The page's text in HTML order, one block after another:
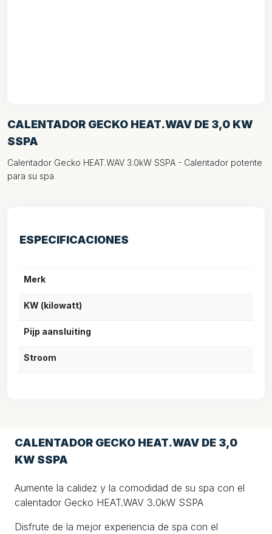
CALENTADOR GECKO HEAT.WAV DE 3,0 KW
SSPA
Calentador Gecko HEAT.WAV 3.0kW SSPA - Calentador potente
para su spa
ESPECIFICACIONES
Merk
KW (kilowatt)
Pijp aansluiting
Stroom
CALENTADOR GECKO HEAT.WAV DE 3,0
KW SSPA
Aumente la calidez y la comodidad de su spa con el
calentador Gecko HEAT.WAV 3.0kW SSPA
Disfrute de la mejor experiencia de spa con el